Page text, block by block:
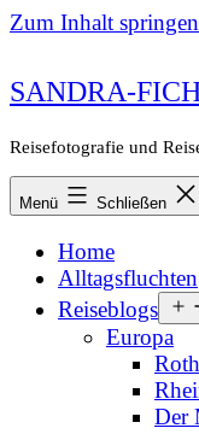
Zum Inhalt springen
SANDRA-
Reisefotografie und
Menü Schließen
Home
Alltagsfluchten
Reiseblogs
Europa
Der